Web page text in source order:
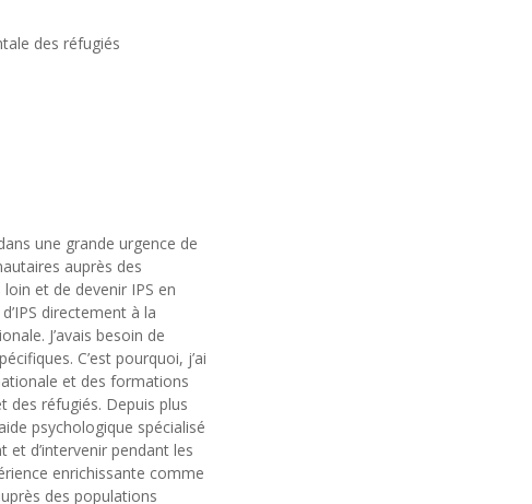
des réfugiés
une grande urgence de
auprès des
loin et de devenir IPS en
directement à la
J’avais besoin de
C’est pourquoi, j’ai
et des formations
des réfugiés. Depuis plus
psychologique spécialisé
d’intervenir pendant les
enrichissante comme
des populations